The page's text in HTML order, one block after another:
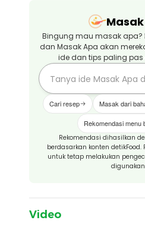
Bingung mau masak apa?
dan Masak Apa akan
ide dan tips paling pas
Cari resep Masak dari
Rekomendasi menu
Rekomendasi dihasilkan
berdasarkan konten
untuk tetap melakukan
Video